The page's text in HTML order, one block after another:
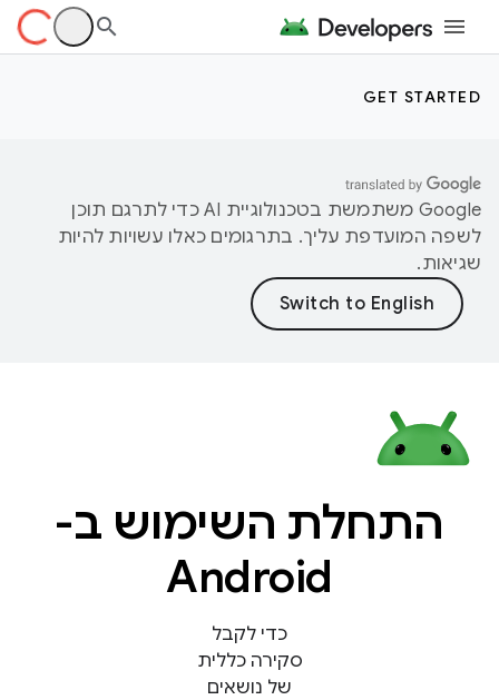
GET STARTED
‫Google משתמשת בטכנולוגיית AI כדי לתרגם תוכן
לשפה המועדפת עליך. בתרגומים כאלו עשויות להיות
שגיאות.
התחלת השימוש ב-
Android
כדי לקבל
סקירה כללית
של נושאים